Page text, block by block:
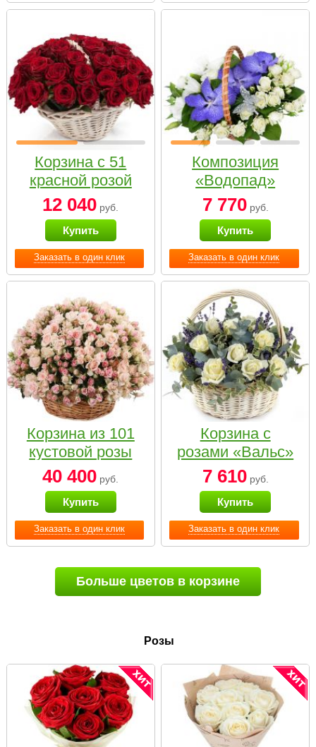
Заказать в один клик
Корзина с 51
красной розой
12 040 руб.
Купить
Заказать в один клик
Композиция
«Водопад»
7 770руб.
Купить
Заказать в один клик
Корзина из 101
кустовой розы
нежных тонов
40 400 руб.
Купить
Заказать в один клик
Корзина с
розами «Вальс»
7 610руб.
Купить
Больше цветов в корзине
Розы